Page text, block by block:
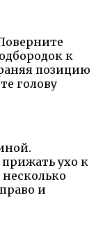
к
позицию
голову
ухо к
и